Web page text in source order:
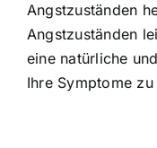
Angstzuständen
Angstzuständen
eine natürliche
Ihre Symptome